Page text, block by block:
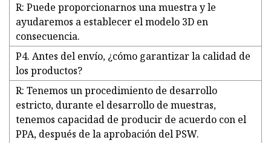
R: Puede proporcionarnos una muestra y le
ayudaremos a establecer el modelo 3D en
consecuencia.
P4. Antes del envío, ¿cómo garantizar la calidad de
los productos?
R: Tenemos un procedimiento de desarrollo
estricto, durante el desarrollo de muestras,
tenemos capacidad de producir de acuerdo con el
PPA, después de la aprobación del PSW.